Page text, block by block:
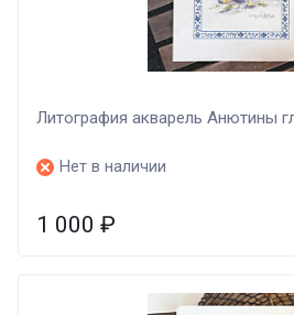
Литография акварель Анютины
Нет в наличии
1 000 ₽